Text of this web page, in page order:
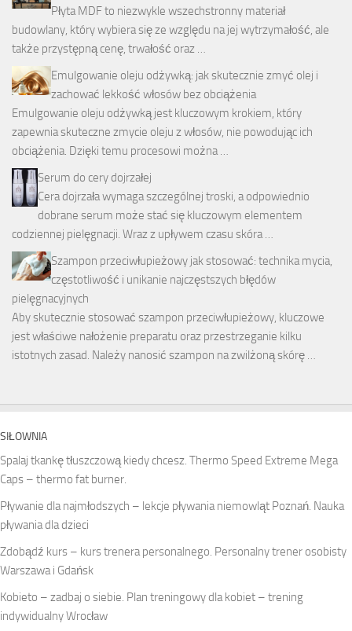
Płyta MDF to niezwykle wszechstronny materiał
budowlany, który wybiera się ze względu na jej wytrzymałość, ale
także przystępną cenę, trwałość oraz …
Emulgowanie oleju odżywką: jak skutecznie zmyć olej i
zachować lekkość włosów bez obciążenia
Emulgowanie oleju odżywką jest kluczowym krokiem, który
zapewnia skuteczne zmycie oleju z włosów, nie powodując ich
obciążenia. Dzięki temu procesowi można …
Serum do cery dojrzałej
Cera dojrzała wymaga szczególnej troski, a odpowiednio
dobrane serum może stać się kluczowym elementem
codziennej pielęgnacji. Wraz z upływem czasu skóra …
Szampon przeciwłupieżowy jak stosować: technika mycia,
częstotliwość i unikanie najczęstszych błędów
pielęgnacyjnych
Aby skutecznie stosować szampon przeciwłupieżowy, kluczowe
jest właściwe nałożenie preparatu oraz przestrzeganie kilku
istotnych zasad. Należy nanosić szampon na zwilżoną skórę …
SIŁOWNIA
Spalaj tkankę tłuszczową kiedy chcesz. Thermo Speed Extreme Mega
Caps – thermo fat burner.
Pływanie dla najmłodszych – lekcje pływania niemowląt Poznań. Nauka
pływania dla dzieci
Zdobądź kurs – kurs trenera personalnego. Personalny trener osobisty
Warszawa i Gdańsk
Kobieto – zadbaj o siebie. Plan treningowy dla kobiet – trening
indywidualny Wrocław